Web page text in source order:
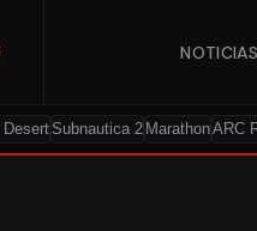
NOTICIAS
Desert Subnautica 2 MarathonARC